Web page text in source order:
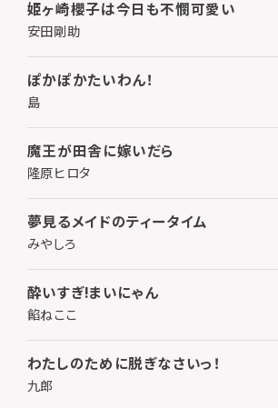
姫ヶ崎櫻子は今日も不憫可愛い
安田剛助
ぽかぽかたいわん！
島
魔王が田舎に嫁いだら
隆原ヒロタ
夢見るメイドのティータイム
みやしろ
酔いすぎ!まいにゃん
餡ねここ
わたしのために脱ぎなさいっ！
九郎